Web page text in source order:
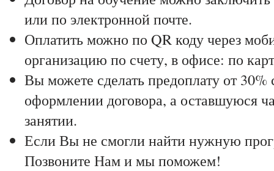
или по электронной почте.
Оплатить можно по QR коду через
организацию по счету, в офисе: по
Вы можете сделать предоплату от
оформлении договора, а оставшуюся
занятии.
Если Вы не смогли найти нужную
Позвоните Нам и мы поможем!